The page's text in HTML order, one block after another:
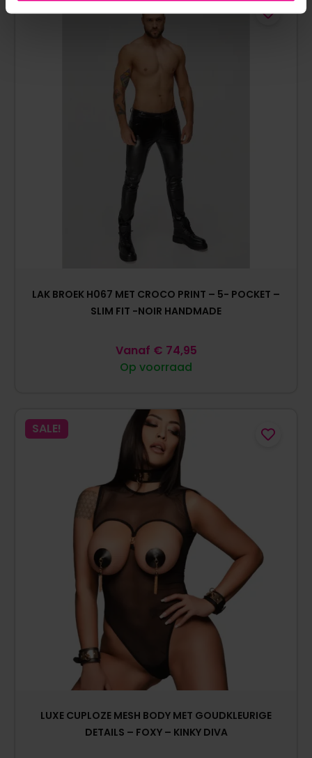
LAK BROEK H067 MET CROCO PRINT – 5- POCKET –
SLIM FIT -NOIR HANDMADE
Op voorraad
Vanaf € 74,95
SALE!
LUXE CUPLOZE MESH BODY MET GOUDKLEURIGE
DETAILS – FOXY – KINKY DIVA